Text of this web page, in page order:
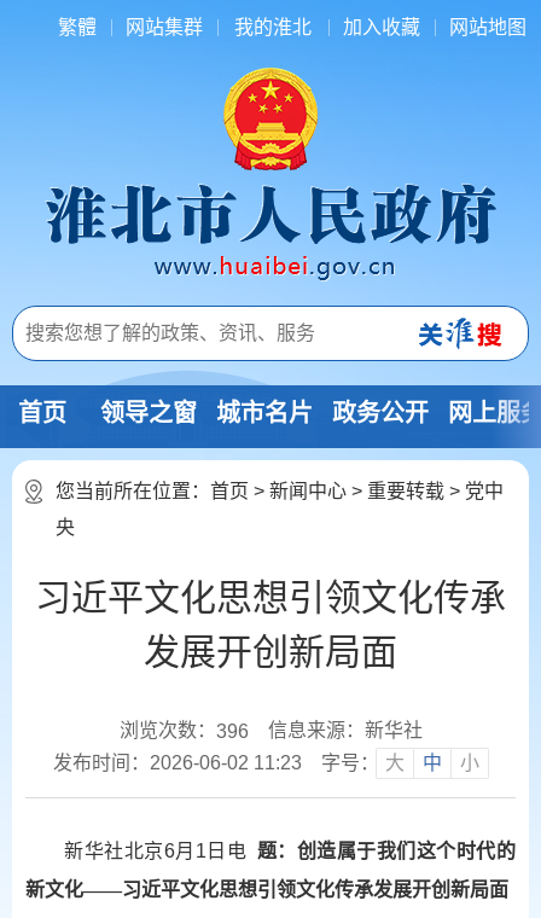
繁體 网站集群 我的淮北 加入收藏 网站地图
首页 领导之窗 城市名片 政务公开 网上服
您当前所在位置： 首页 > 新闻中心 > 重要转载 > 党中
央
习近平文化思想引领文化传承
发展开创新局面
浏览次数： 396
信息来源：新华社
发布时间：2026-06-02 11:23
字号： 大 中 小
新华社北京6月1日电 题：创造属于我们这个时代的
新文化——习近平文化思想引领文化传承发展开创新局面